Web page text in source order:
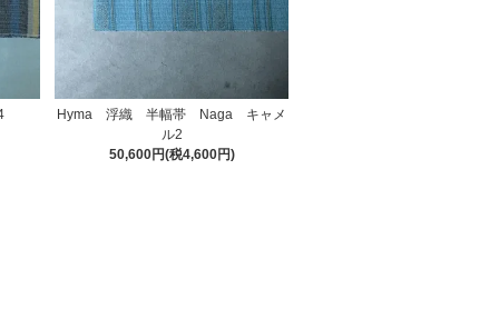
Hyma 浮織 半幅帯 Naga キャメ
ル2
50,600円(税4,600円)